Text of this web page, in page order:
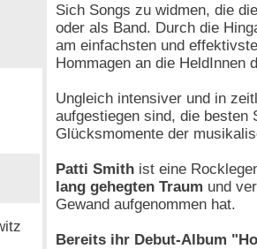
Sich Songs zu widmen, die
oder als Band. Durch die
am einfachsten und
Hommagen an die HeldInnen
Ungleich intensiver und in
aufgestiegen sind, die besten
Glücksmomente der
Patti Smith ist eine
lang gehegten Traum und
Gewand aufgenommen hat.
Bereits ihr Debut-Album